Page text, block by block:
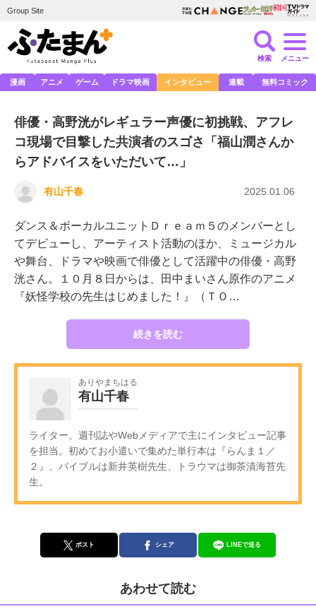
Group Site
検索 メニュー
漫画 アニメ ゲーム ドラマ映画 インタビュー 連載 無料コミック
俳優・高野洸がレギュラー声優に初挑戦、アフレ
コ現場で目撃した共演者のスゴさ「福山潤さんか
らアドバイスをいただいて…」
有山千春 2025.01.06
ダンス＆ボーカルユニットＤｒｅａｍ５のメンバーとし
てデビューし、アーティスト活動のほか、ミュージカル
や舞台、ドラマや映画で俳優として活躍中の俳優・高野
洸さん。１０月８日からは、田中まいさん原作のアニメ
『妖怪学校の先生はじめました！』（ＴＯ…
続きを読む
ありやまちはる
有山千春
ライター。週刊誌やWebメディアで主にインタビュー記事
を担当。初めてお小遣いで集めた単行本は『らんま１／
２』、バイブルは新井英樹先生、トラウマは御茶漬海苔先
生。
ポスト シェア LINEで送る
あわせて読む